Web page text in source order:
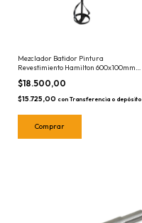
Mezclador Batidor Pintura
Revestimiento Hamilton 600x100mm
MDP600
$18.500,00
$15.725,00 con Transferencia o depósito